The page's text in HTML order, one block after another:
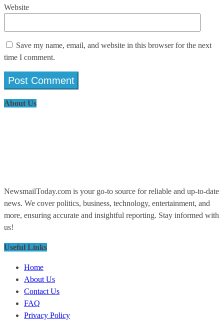
Website
Save my name, email, and website in this browser for the next
time I comment.
About Us
NewsmailToday.com is your go-to source for reliable and up-to-date
news. We cover politics, business, technology, entertainment, and
more, ensuring accurate and insightful reporting. Stay informed with
us!
Useful Links
Home
About Us
Contact Us
FAQ
Privacy Policy